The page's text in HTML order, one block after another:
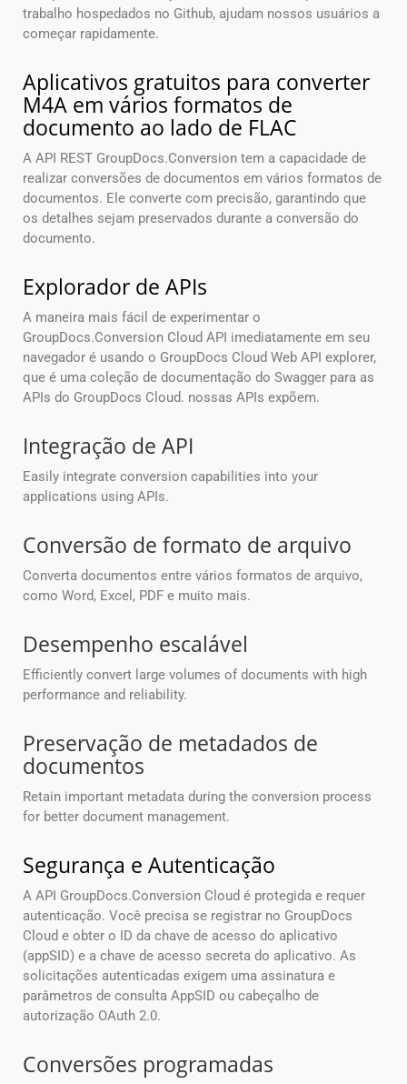
trabalho hospedados no Github, ajudam nossos usuários a
começar rapidamente.
Aplicativos gratuitos para converter
M4A em vários formatos de
documento ao lado de FLAC
A API REST GroupDocs.Conversion tem a capacidade de
realizar conversões de documentos em vários formatos de
documentos. Ele converte com precisão, garantindo que
os detalhes sejam preservados durante a conversão do
documento.
Explorador de APIs
A maneira mais fácil de experimentar o
GroupDocs.Conversion Cloud API imediatamente em seu
navegador é usando o GroupDocs Cloud Web API explorer,
que é uma coleção de documentação do Swagger para as
APIs do GroupDocs Cloud. nossas APIs expõem.
Integração de API
Easily integrate conversion capabilities into your
applications using APIs.
Conversão de formato de arquivo
Converta documentos entre vários formatos de arquivo,
como Word, Excel, PDF e muito mais.
Desempenho escalável
Efficiently convert large volumes of documents with high
performance and reliability.
Preservação de metadados de
documentos
Retain important metadata during the conversion process
for better document management.
Segurança e Autenticação
A API GroupDocs.Conversion Cloud é protegida e requer
autenticação. Você precisa se registrar no GroupDocs
Cloud e obter o ID da chave de acesso do aplicativo
(appSID) e a chave de acesso secreta do aplicativo. As
solicitações autenticadas exigem uma assinatura e
parâmetros de consulta AppSID ou cabeçalho de
autorização OAuth 2.0.
Conversões programadas